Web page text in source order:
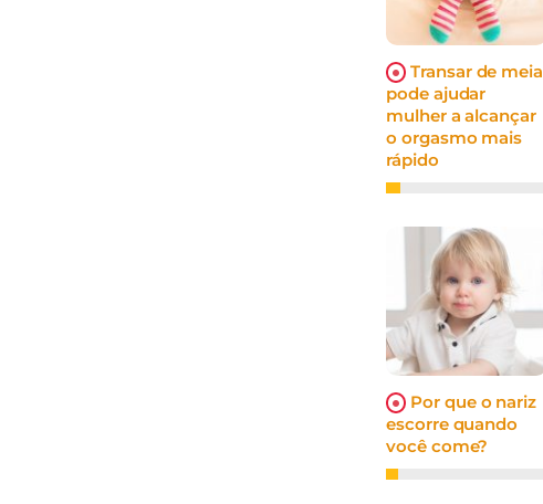
Transar de meia
pode ajudar
mulher a alcançar
o orgasmo mais
rápido
Por que o nariz
escorre quando
você come?